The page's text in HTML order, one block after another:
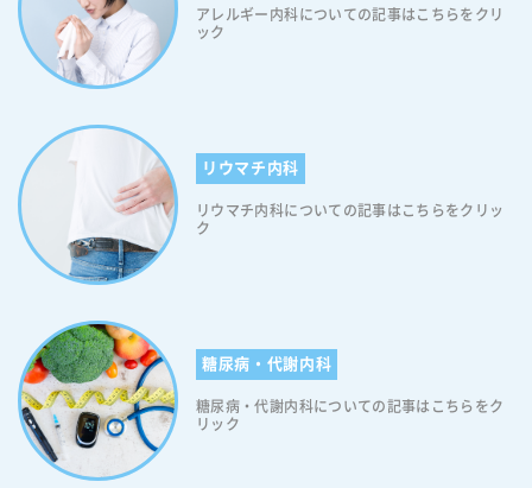
比べて、副作用が少なく、治療中に重篤なアレルギー反応が発生する可
能性が低いとされています。 【舌下免疫療法のメリット3】アレルゲン
耐性の向上 舌下免疫療法は、徐々にアレルゲンに慣れさせることで、ア
ゲンに対する耐性が向上し、「アレルギー症状の軽減」や「再発率の低
下」が期待できます。ただし、アレルゲン免疫療法は、アレルゲンに対
する免疫反応を改善するため、完全に治癒するわけではありません。ま
た、効果の出方や期間には個人差がありますので、治療前には必ず医師
の指導を受け、治療の適否を慎重に判断する必要があります。 【舌下免
疫療法のメリット4】幅広いアレルギーに有効 舌下免疫療法は、花粉症
やアレルギー性鼻炎、アレルギー性喘息、食物アレルギーなど、幅広い
療法のメリット5】小児にも適用可能 舌下免疫療法は、小児にも適用可
能です。そのため、小さいお子さんでもスギ花粉症・ダニアレルギー性
鼻炎を治療できます。 【舌下免疫療法のメリット6】長期的な効果が期
待される 舌下免疫療法は、アレルゲンに対する耐性を徐々に高めること
で、アレルギー反応を抑制する効果が期待されます。そのため、治療後
も長期的に効果が継続するとされています。 【舌下免疫療法のメリット
7】保険適用 舌下免疫療法は保険適用の治療です。そのため、自己負担
疫療法」が主流となっております。 ＜舌下免疫療法の効果＞ 舌下免疫
療法では、アレルゲンを含む薬を毎日投与して、少しずつアレルゲンに
対する免疫をつくっていきます。免疫ができてくると「アレルギー反応
を起こさなくなる」、または「アレルギー反応が微少になる」という効
時的な治療とは異なり、治療期間は長くかかるものの、継続すればアレ
ルギー症状の緩和を期待できます。つまり、「終わりのあるアレルギー
治療」とも言えます。「アレルギー鼻炎に対する舌下免疫療法」や「日
本アレルギー学会のサイト」でも同様のことを伝えておりますので、ご
興味のある方はご覧ください。 舌下免疫療法のメカニズム 舌下免疫療
法の効果発現メカニズムは十分には解明されていませんが、以下のよう
な免疫反応をおさえる細胞）が活性化する ・Th1細胞（アレルギー反応
をおさえる細胞）が増加する ・Th2細胞（アレルギー反応を促進する細
胞）の増加をおさえる ・IgEとアレルゲンの結合を妨げるIgGなど（抗
体）が増加する などの反応が引き起こされると考えられています。この
ように免疫反応が変化することで、効果を発現すると推測されていま
す。 舌下免疫療法のメリット 舌下免疫療法のメリットは以下の通りで
アレルギー内科についての記事はこちらをクリ
ック
リウマチ内科
リウマチ内科についての記事はこちらをクリッ
ク
糖尿病・代謝内科
糖尿病・代謝内科についての記事はこちらをク
リック